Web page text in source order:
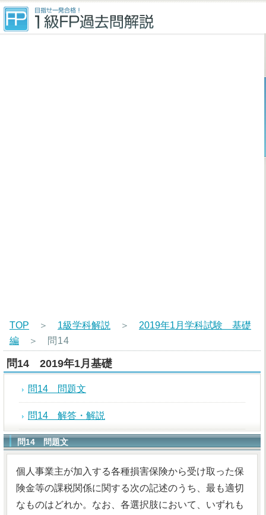
TOP ＞ 1級学科解説 ＞ 2019年1月学科試験 基礎
編 ＞ 問14
問14 2019年1月基礎
問14 問題文
問14 解答・解説
問14 問題文
個人事業主が加入する各種損害保険から受け取った保
険金等の課税関係に関する次の記述のうち、最も適切
なものはどれか。なお、各選択肢において、いずれも